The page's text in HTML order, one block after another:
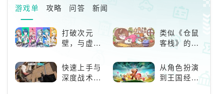
厂的制作格子，达到一产二的效果，后期做漂
流瓶刷繁荣值快。
游戏单 攻略 问答 新闻
打破次元
壁，与虚拟
写音符物语
类似《仓鼠
客栈》的萌
荐！快来养
赛博宠物
快速上手与
深度战术兼
从角色扮演
到王国经